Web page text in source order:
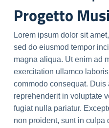
Progetto
Lorem ipsum dolor sit
sed do eiusmod tempor
magna aliqua. Ut enim ad
exercitation ullamco
commodo consequat. Duis
reprehenderit in voluptate
fugiat nulla pariatur.
non proident, sunt in culpa